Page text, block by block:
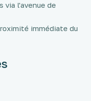
via l'avenue de
immédiate du